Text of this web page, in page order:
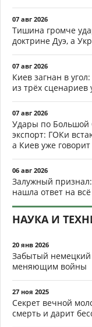
07 авг 2026
Тишина громче
доктрине Дуэ, а
07 авг 2026
Киев загнан в
из трёх сценариев
07 авг 2026
Удары по Большой
экспорт: ГОКи
а Киев уже
06 авг 2026
Залужный
нашла ответ на
НАУКА И
20 янв 2026
Забытый немецкий
меняющим войны
27 ноя 2025
Секрет вечной
смерть и дарит